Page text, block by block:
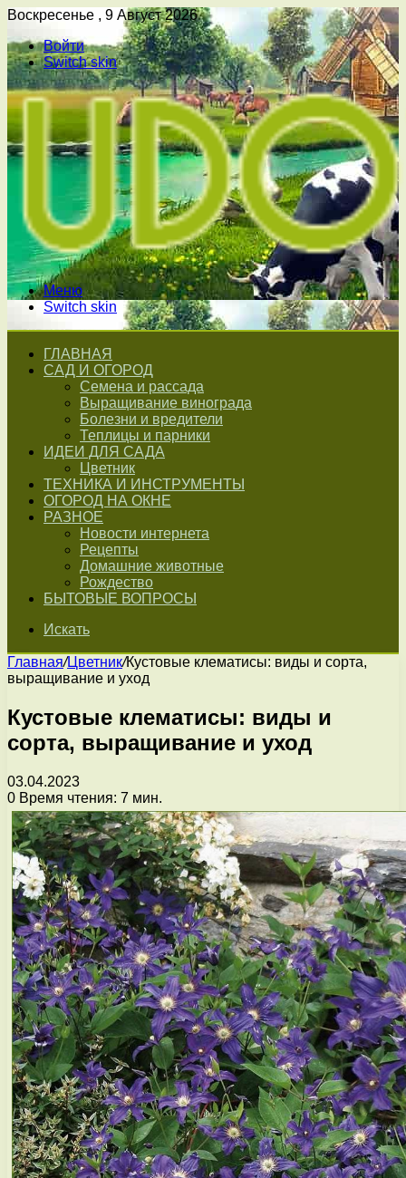
Воскресенье , 9 Август 2026
Войти
Switch skin
Меню
Switch skin
ГЛАВНАЯ
САД И ОГОРОД
Семена и рассада
Выращивание винограда
Болезни и вредители
Теплицы и парники
ИДЕИ ДЛЯ САДА
Цветник
ТЕХНИКА И ИНСТРУМЕНТЫ
ОГОРОД НА ОКНЕ
РАЗНОЕ
Новости интернета
Рецепты
Домашние животные
Рождество
БЫТОВЫЕ ВОПРОСЫ
Искать
Главная/Цветник/Кустовые клематисы: виды и сорта,
выращивание и уход
Кустовые клематисы: виды и
сорта, выращивание и уход
03.04.2023
0 Время чтения: 7 мин.